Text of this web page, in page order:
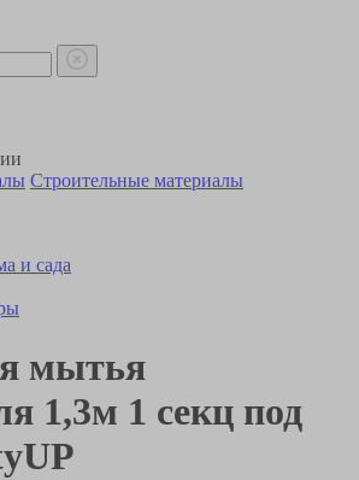
Строительные материалы
и сада
мытья
1,3м 1 секц под